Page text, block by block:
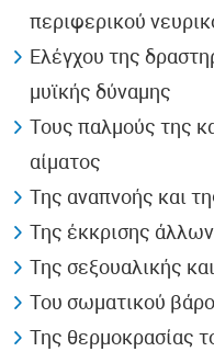
περιφερικού
Ελέγχου της
μυϊκής δύναμης
Τους παλμούς της
αίματος
Της αναπνοής και
Της έκκρισης
Της σεξουαλικής
Του σωματικού
Της θερμοκρασίας